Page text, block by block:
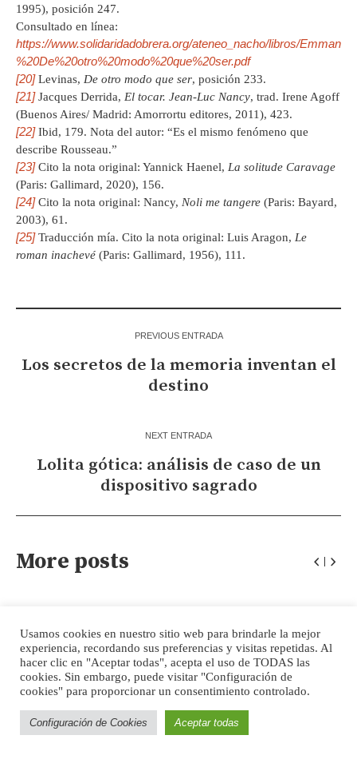
1995), posición 247.
Consultado en línea:
https://www.solidaridadobrera.org/ateneo_nacho/libros/
%20De%20otro%20modo%20que%20ser.pdf
[20]Levinas, De otro modo que ser, posición 233.
[21]Jacques Derrida, El tocar. Jean-Luc Nancy, trad. Irene Agoff
(Buenos Aires/ Madrid: Amorrortu editores, 2011), 423.
[22]Ibid, 179. Nota del autor: “Es el mismo fenómeno que
describe Rousseau.”
[23]Cito la nota original: Yannick Haenel, La solitude Caravage
(Paris: Gallimard, 2020), 156.
[24]Cito la nota original: Nancy, Noli me tangere (Paris: Bayard,
2003), 61.
[25]Traducción mía. Cito la nota original: Luis Aragon, Le
roman inachevé (Paris: Gallimard, 1956), 111.
PREVIOUS ENTRADA
Los secretos de la memoria inventan el
destino
NEXT ENTRADA
Lolita gótica: análisis de caso de un
dispositivo sagrado
More posts
Editorial #90
Queridos amigos, amigas, amigues: Tal y como les hicimos saber
en el número anterior de la Revista Digital de Filosofía,...
Usamos cookies en nuestro sitio web para brindarle la mejor
experiencia, recordando sus preferencias y visitas repetidas. Al
hacer clic en "Aceptar todas", acepta el uso de TODAS las
cookies. Sin embargo, puede visitar "Configuración de
cookies" para proporcionar un consentimiento controlado.
Configuración de Cookies Aceptar todas